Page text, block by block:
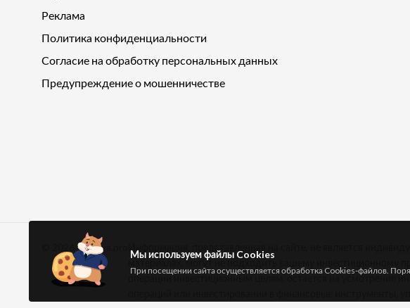
Реклама
Политика конфиденциальности
Согласие на обработку персональных данных
Предупреждение о мошенничестве
Pensiya.pro
материалах, могут не подходить вашему
операции инвестиционным целям, остается на
Мы используем файлы Cookies
При посещении сайта осуществляется обработка Cookies-файлов.